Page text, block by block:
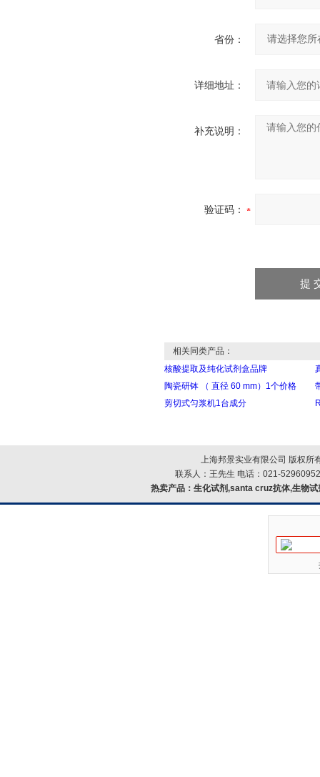
省份：
详细地址：
补充说明：
验证码：
相关同类产品：
核酸提取及纯化试剂盒品牌
陶瓷研钵 （ 直径 60 mm）1个价格
剪切式匀浆机1台成分
上海邦景实业有限公司 版权所
联系人：王先生 电话：021-
热卖产品： 生化试剂,santa cruz抗体,生物